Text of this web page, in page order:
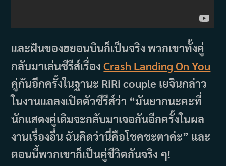
และฝันของฮยอนบินก็เป็นจริง พวกเขาทั้งคู่
กลับมาเล่นซีรีส์เรื่องCrash Landing On You
คู่กันอีกครั้งในฐานะ RiRi couple เยจินกล่าว
ในงานแถลงเปิดตัวซีรีส์ว่า “มันยากนะคะที่
นักแสดงคู่เดิมจะกลับมาเจอกันอีกครั้งในผล
งานเรื่องอื่น ฉันคิดว่านี่คือโชคชะตาค่ะ” และ
ตอนนี้พวกเขาก็เป็นคู่ชีวิตกันจริง ๆ!